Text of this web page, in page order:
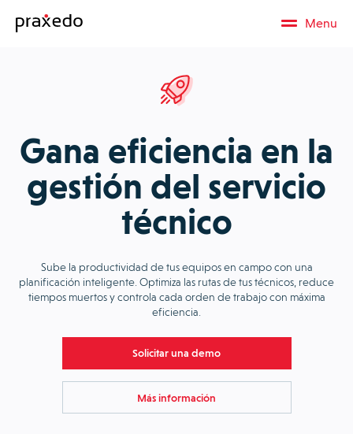
Menu
Gana eficiencia en la
gestión del servicio
técnico
Sube la productividad de tus equipos en campo con una
planificación inteligente. Optimiza las rutas de tus técnicos, reduce
tiempos muertos y controla cada orden de trabajo con máxima
eficiencia.
Solicitar una demo
Más información